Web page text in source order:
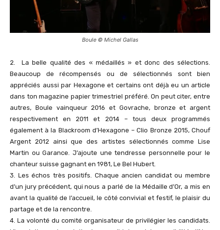
Boule © Michel Gallas
2. La belle qualité des « médaillés » et donc des sélections.
Beaucoup de récompensés ou de sélectionnés sont bien
appréciés aussi par Hexagone et certains ont déjà eu un article
dans ton magazine papier trimestriel préféré. On peut citer, entre
autres, Boule vainqueur 2016 et Govrache, bronze et argent
respectivement en 2011 et 2014 – tous deux programmés
également à la Blackroom d’Hexagone – Clio Bronze 2015, Chouf
Argent 2012 ainsi que des artistes sélectionnés comme Lise
Martin ou Garance. J’ajoute une tendresse personnelle pour le
chanteur suisse gagnant en 1981, Le Bel Hubert.
3. Les échos très positifs. Chaque ancien candidat ou membre
d’un jury précédent, qui nous a parlé de la Médaille d’Or, a mis en
avant la qualité de l’accueil, le côté convivial et festif, le plaisir du
partage et de la rencontre.
4. La volonté du comité organisateur de privilégier les candidats.